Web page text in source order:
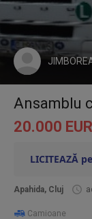
Ansamblu
20.000 EUR
Apahida, Cluj
Camioane